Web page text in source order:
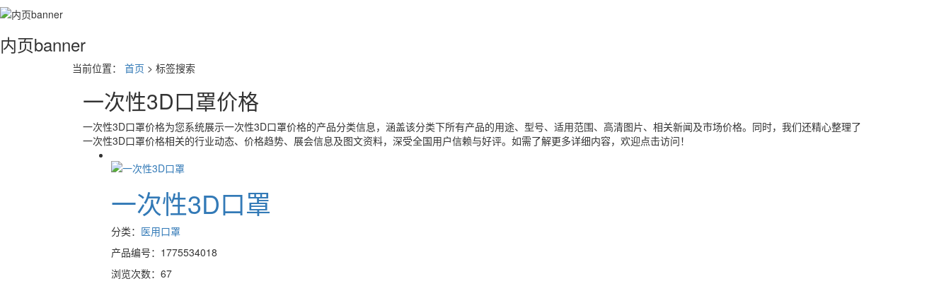
内页banner
当前位置： 首页 > 标签搜索
一次性3D口罩价格
一次性3D口罩价格为您系统展示一次性3D口罩价格的产品分类信息，涵盖该分类下所有产品的用途、型号、适用范围、高清图片、相关新闻及市场价格。同时，我们还精心整理了
一次性3D口罩价格相关的行业动态、价格趋势、展会信息及图文资料，深受全国用户信赖与好评。如需了解更多详细内容，欢迎点击访问！
一次性3D口罩
分类： 医用口罩
产品编号：1775534018
浏览次数：67